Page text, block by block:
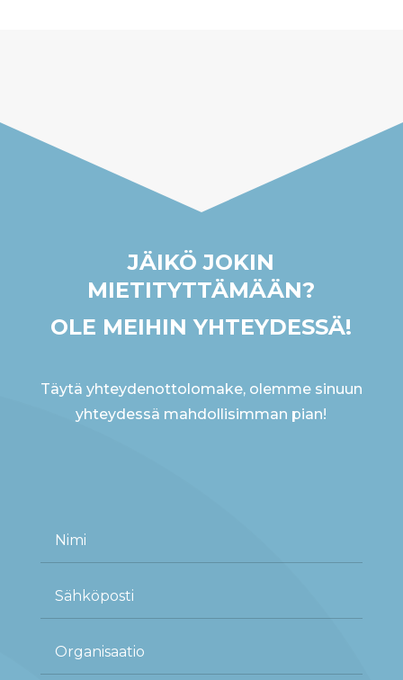
JÄIKÖ JOKIN
MIETITYTTÄMÄÄN?
OLE MEIHIN YHTEYDESSÄ!
Täytä yhteydenottolomake, olemme sinuun
yhteydessä mahdollisimman pian!